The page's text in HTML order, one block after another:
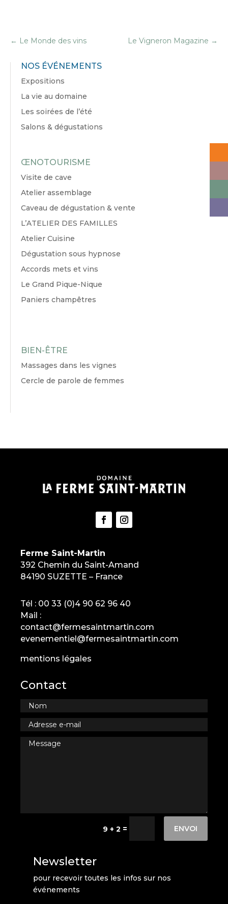
← Le Monde des vins Le Vigneron Magazine →
NOS ÉVÉNEMENTS
Expositions
La vie au domaine
Les soirées de l’été
Salons & dégustations
ŒNOTOURISME
Visite de cave
Atelier assemblage
Caveau de dégustation & vente
L’ATELIER DES FAMILLES
Atelier Cuisine
Dégustation sous hypnose
Accords mets et vins
Le Grand Pique-Nique
Paniers champêtres
BIEN-ÊTRE
Massages dans les vignes
Cercle de parole de femmes
Ferme Saint-Martin
392 Chemin du Saint-Amand
84190 SUZETTE – France
Tél : 00 33 (0)4 90 62 96 40
Mail :
contact@fermesaintmartin.com
evenementiel@fermesaintmartin.com
mentions légales
Contact
9 + 2 = ENVOI
Newsletter
pour recevoir toutes les infos sur nos
événements